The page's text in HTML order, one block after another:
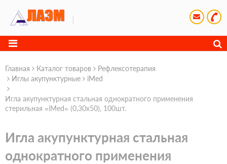
Главная Каталог товаров
Рефлексотерапия
Иглы акупунктурные
iMed
Игла акупунктурная стальная однократного применения
стерильная «iMed» (0,30х50), 100шт.
Игла акупунктурная стальная
однократного применения